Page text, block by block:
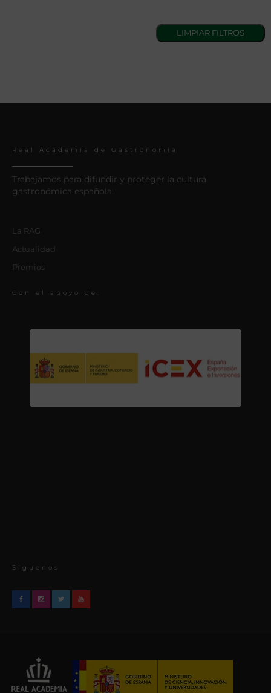
Real Academia de Gastronomía
Trabajamos para difundir y proteger la cultura
gastronómica española.
La RAG
Actualidad
Premios
Con el apoyo de:
Síguenos